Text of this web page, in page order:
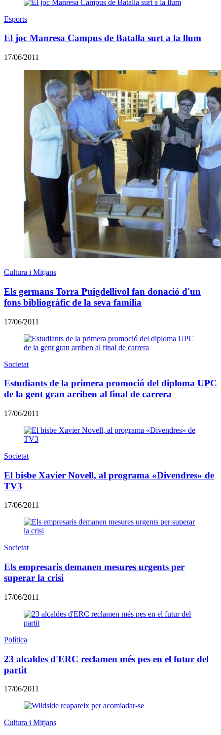
Esports
El joc Manresa Campus de Batalla surt a la llum
17/06/2011
Cultura i Mitjans
Els germans Torra Puigdellívol fan donació d'un
fons bibliogràfic de la seva família
17/06/2011
Societat
Estudiants de la primera promoció del diploma UPC
de la gent gran arriben al final de carrera
17/06/2011
Societat
El bisbe Xavier Novell, al programa «Divendres» de
TV3
17/06/2011
Societat
Els empresaris demanen mesures urgents per
superar la crisi
17/06/2011
Política
23 alcaldes d'ERC reclamen més pes en el futur del
partit
17/06/2011
Cultura i Mitjans